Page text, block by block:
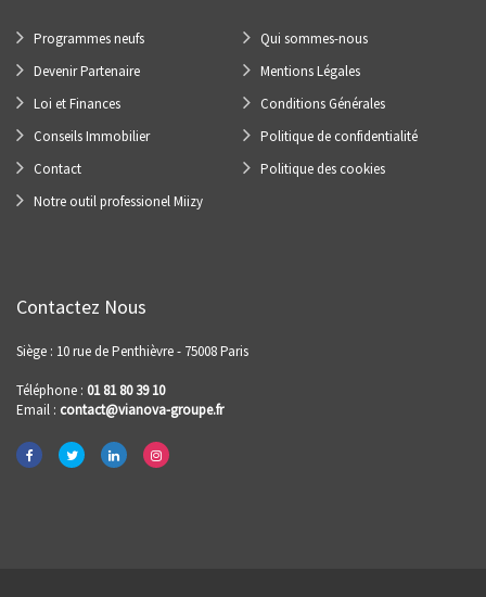
Programmes neufs
Devenir Partenaire
Loi et Finances
Conseils Immobilier
Contact
Notre outil professionel Miizy
Qui sommes-nous
Mentions Légales
Conditions Générales
Politique de confidentialité
Politique des cookies
Contactez Nous
Siège : 10 rue de Penthièvre - 75008 Paris
Téléphone : 01 81 80 39 10
Email : contact@vianova-groupe.fr